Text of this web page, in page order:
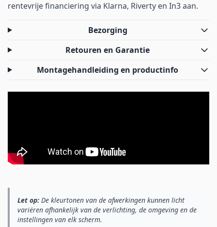
rentevrije financiering via Klarna, Riverty en In3 aan.
Bezorging
Retouren en Garantie
Montagehandleiding en productinfo
Let op: De kleurtonen van de afwerkingen kunnen licht
variëren afhankelijk van de verlichting, de omgeving en de
instellingen van elk scherm.